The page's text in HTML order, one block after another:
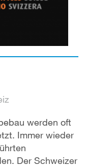
werden oft
Immer wieder
Der Schweizer